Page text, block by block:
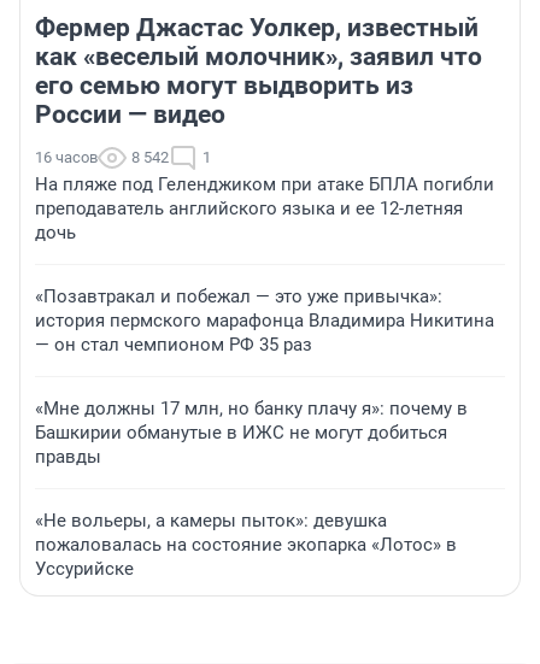
Фермер Джастас Уолкер, известный
как «веселый молочник», заявил что
его семью могут выдворить из
России — видео
16 часов 8 542 1
На пляже под Геленджиком при атаке БПЛА погибли
преподаватель английского языка и ее 12-летняя
дочь
«Позавтракал и побежал — это уже привычка»:
история пермского марафонца Владимира Никитина
— он стал чемпионом РФ 35 раз
«Мне должны 17 млн, но банку плачу я»: почему в
Башкирии обманутые в ИЖС не могут добиться
правды
«Не вольеры, а камеры пыток»: девушка
пожаловалась на состояние экопарка «Лотос» в
Уссурийске